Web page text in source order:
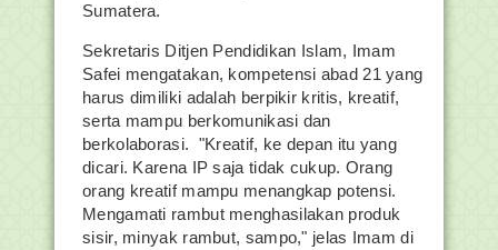
Sumatera.
Sekretaris Ditjen Pendidikan Islam, Imam
Safei mengatakan, kompetensi abad 21 yang
harus dimiliki adalah berpikir kritis, kreatif,
serta mampu berkomunikasi dan
berkolaborasi. "Kreatif, ke depan itu yang
dicari. Karena IP saja tidak cukup. Orang
orang kreatif mampu menangkap potensi.
Mengamati rambut menghasilakan produk
sisir, minyak rambut, sampo," jelas Imam di